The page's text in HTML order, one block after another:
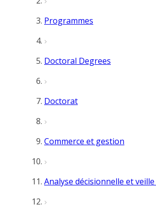
Programmes
Doctoral Degrees
Doctorat
Commerce et gestion
Analyse décisionnelle et